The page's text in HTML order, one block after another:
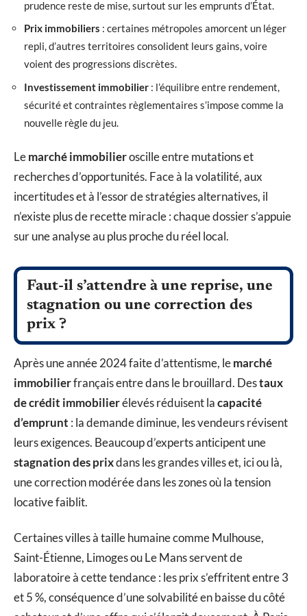
prudence reste de mise, surtout sur les emprunts d’État.
Prix immobiliers : certaines métropoles amorcent un léger
repli, d’autres territoires consolident leurs gains, voire
voient des progressions discrètes.
Investissement immobilier : l’équilibre entre rendement,
sécurité et contraintes règlementaires s’impose comme la
nouvelle règle du jeu.
Lemarché immobilieroscille entre mutations et
recherches d’opportunités. Face à la volatilité, aux
incertitudes et à l’essor de stratégies alternatives, il
n’existe plus de recette miracle : chaque dossier s’appuie
sur une analyse au plus proche du réel local.
Faut-il s’attendre à une reprise, une
stagnation ou une correction des
prix ?
Après une année 2024 faite d’attentisme, lemarché
immobilierfrançais entre dans le brouillard. Destaux
de crédit immobilierélevés réduisent lacapacité
d’emprunt : la demande diminue, les vendeurs révisent
leurs exigences. Beaucoup d’experts anticipent une
stagnation des prixdans les grandes villes et, ici ou là,
une correction modérée dans les zones où la tension
locative faiblit.
Certaines villes à taille humaine comme Mulhouse,
Saint-Étienne, Limoges ou Le Mans servent de
laboratoire à cette tendance : les prix s’effritent entre 3
et 5 %, conséquence d’une solvabilité en baisse du côté